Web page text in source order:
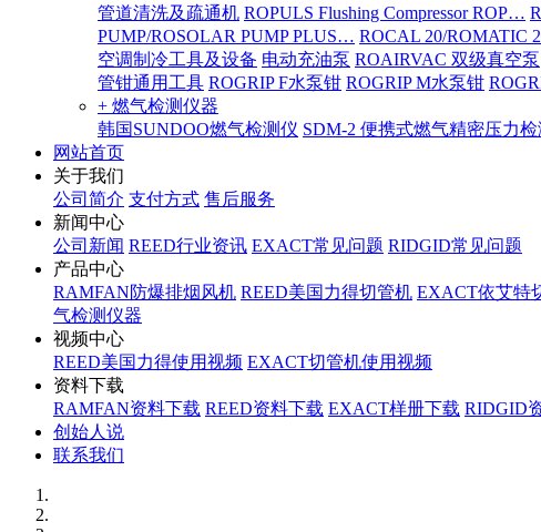
管道清洗及疏通机 ROPULS Flushing Compressor ROP…
PUMP/ROSOLAR PUMP PLUS… ROCAL 20/ROMATIC
空调制冷工具及设备 电动充油泵 ROAIRVAC 双级真空泵
管钳通用工具 ROGRIP F水泵钳 ROGRIP M水泵钳
+ 燃气检测仪器
韩国SUNDOO燃气检测仪 SDM-2 便携式燃气精密压力
网站首页
关于我们
公司简介 支付方式 售后服务
新闻中心
公司新闻 REED行业资讯 EXACT常见问题 RIDGID常见问题
产品中心
RAMFAN防爆排烟风机 REED美国力得切管机 EXACT依艾特
气检测仪器
视频中心
REED美国力得使用视频 EXACT切管机使用视频
资料下载
RAMFAN资料下载 REED资料下载 EXACT样册下载 RIDGID
创始人说
联系我们